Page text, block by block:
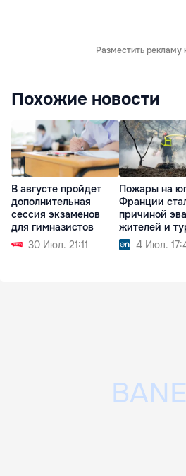
Разместить рекламу
Похожие новости
В августе пройдет
дополнительная
сессия экзаменов
для гимназистов
30 Июл. 21:11
Пожары на
Франции
причиной
жителей и
4 Июл.